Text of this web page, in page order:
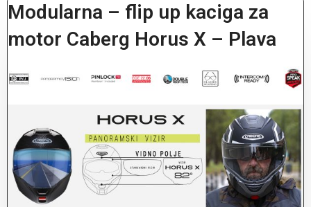
Modularna – flip up kaciga za
motor Caberg Horus X – Plava